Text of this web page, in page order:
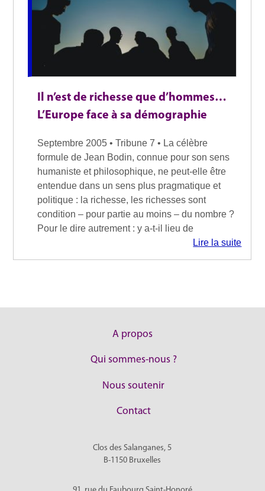
Il n’est de richesse que d’hommes…
L’Europe face à sa démographie
Septembre 2005 • Tribune 7 • La célèbre
formule de Jean Bodin, connue pour son sens
humaniste et philosophique, ne peut-elle être
entendue dans un sens plus pragmatique et
politique : la richesse, les richesses sont
condition – pour partie au moins – du nombre ?
Pour le dire autrement : y a-t-il lieu de
Lire la suite
A propos
Qui sommes-nous ?
Nous soutenir
Contact
Clos des Salanganes, 5
B-1150 Bruxelles